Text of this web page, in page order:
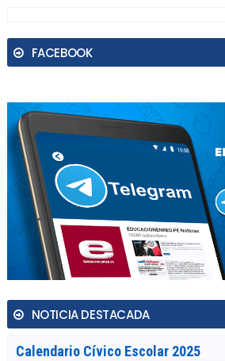
FACEBOOK
NOTICIA DESTACADA
Calendario Cívico Escolar 2025